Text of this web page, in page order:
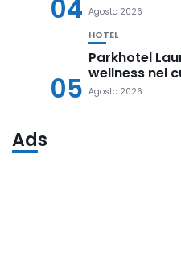
04 Agosto 2026
05
HOTEL
Parkhotel
wellness nel
Agosto 2026
Ads